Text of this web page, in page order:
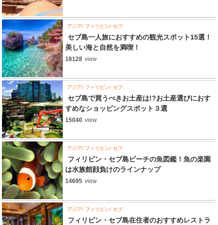
アジア フィリピン セブ
セブ島一人旅におすすめの観光スポット15選！
美しい海と自然を満喫！
18128 view
アジア フィリピン セブ
セブ島で買うべきお土産は!?お土産選びにおす
すめなショッピングスポット３選
15040 view
アジア フィリピン セブ
フィリピン・セブ島ビーチの魚図鑑！魚の楽園
は水族館顔負けのラインナップ
14695 view
アジア フィリピン セブ
フィリピン・セブ島在住者のおすすめレストラ